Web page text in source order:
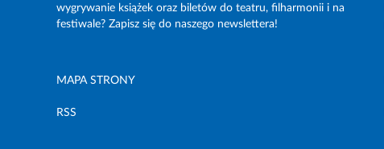
wygrywanie książek oraz biletów do teatru, filharmonii i na
festiwale? Zapisz się do naszego newslettera!
MAPA STRONY
RSS